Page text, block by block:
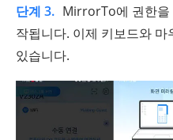
단계 3. MirrorTo에 권한을
작됩니다. 이제 키보드와
있습니다.